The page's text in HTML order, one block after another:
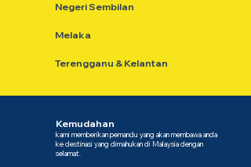
Negeri Sembilan
Melaka
Terengganu & Kelantan
Kemudahan
kami memberikan pemandu yang akan membawa anda
ke destinasi yang dimahukan di Malaysia dengan
selamat.